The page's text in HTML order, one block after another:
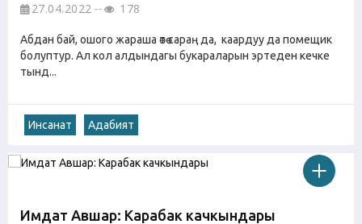
27.04.2022 178
Абдан бай, ошого жараша өтө сараң да, каардуу да помещик
болуптур. Ал кол алдындагы букараларын эртеден кечке
тынд...
Инсанат Адабият
Имдат Авшар: Карабак качкындары